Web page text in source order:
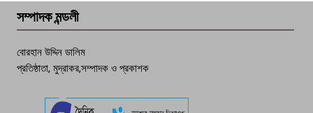
সম্পাদক মন্ডলী
বোরহান উদ্দিন ডালিম
প্রতিষ্ঠাতা, মুদ্রাকর,সম্পাদক ও প্রকাশক